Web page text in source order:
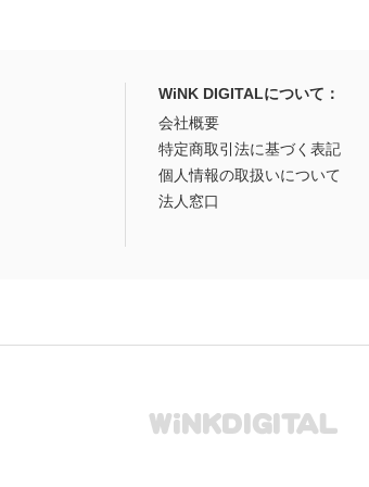
WiNK DIGITALについて：
会社概要
特定商取引法に基づく表記
個人情報の取扱いについて
法人窓口